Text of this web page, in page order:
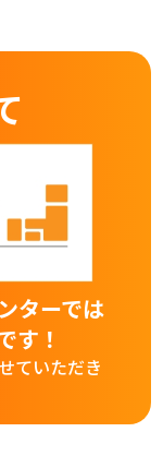
ターでは
す！
ていただき